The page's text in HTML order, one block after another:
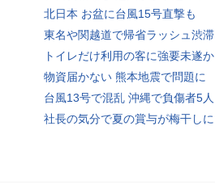
北日本 お盆に台風15号直撃も
東名や関越道で帰省ラッシュ渋滞
トイレだけ利用の客に強要未遂か
物資届かない 熊本地震で問題に
台風13号で混乱 沖縄で負傷者5人
社長の気分で夏の賞与が梅干しに